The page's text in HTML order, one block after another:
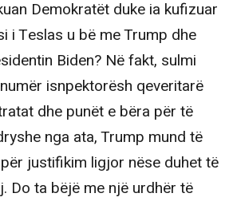
Demokratët duke ia kufizuar
i Teslas u bë me Trump dhe
Biden? Në fakt, sulmi
isnpektorësh qeveritarë
dhe punët e bëra për të
nga ata, Trump mund të
justifikim ligjor nëse duhet të
Do ta bëjë me një urdhër të